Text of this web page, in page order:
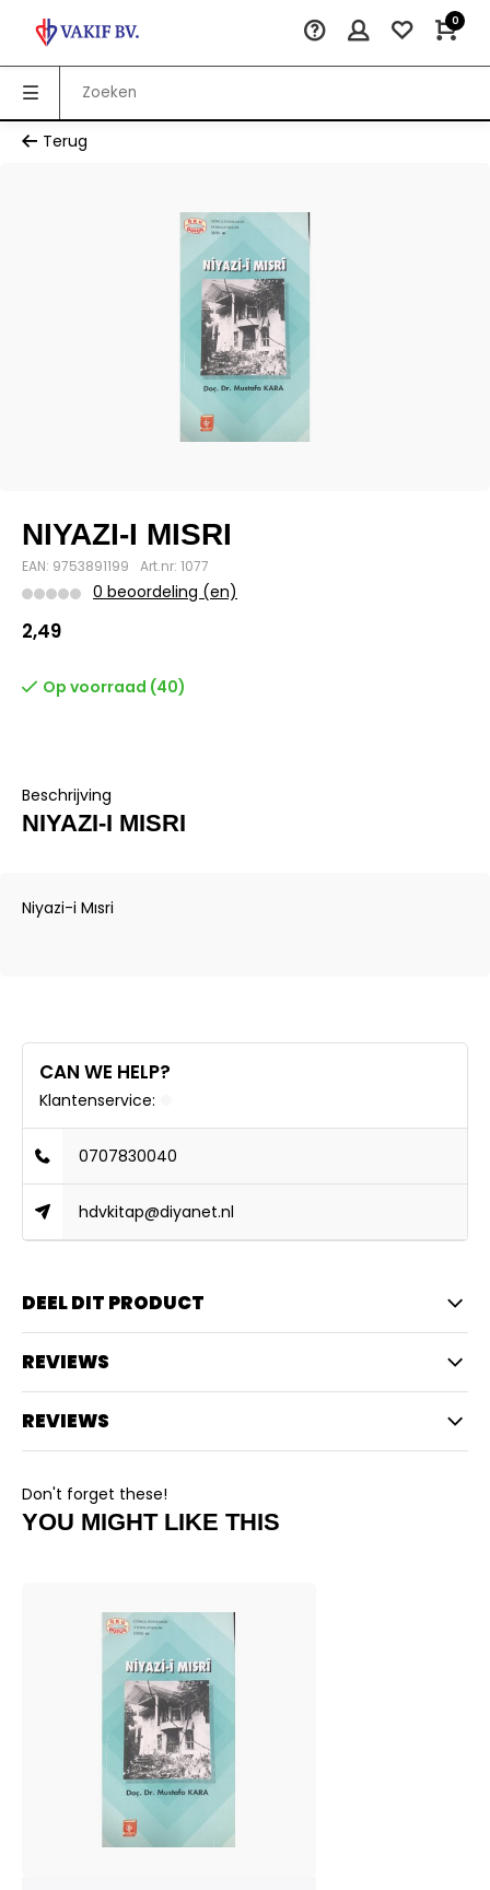
0
Terug
NIYAZI-I MISRI
EAN: 9753891199 Art.nr: 1077
0 beoordeling (en)
2,49
Op voorraad (40)
Beschrijving
NIYAZI-I MISRI
Niyazi-i Mısri
CAN WE HELP?
Klantenservice:
0707830040
hdvkitap@diyanet.nl
DEEL DIT PRODUCT
REVIEWS
REVIEWS
Don't forget these!
YOU MIGHT LIKE THIS